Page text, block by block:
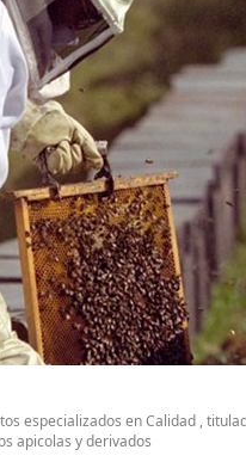
especializados en Calidad ,
apicolas y derivados